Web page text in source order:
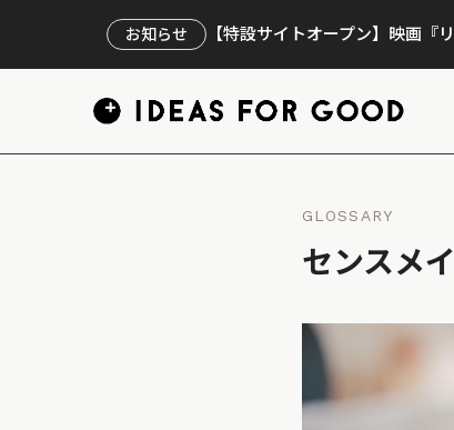
お知らせ 【特設サイトオープン】映画『
GLOSSARY
センスメ